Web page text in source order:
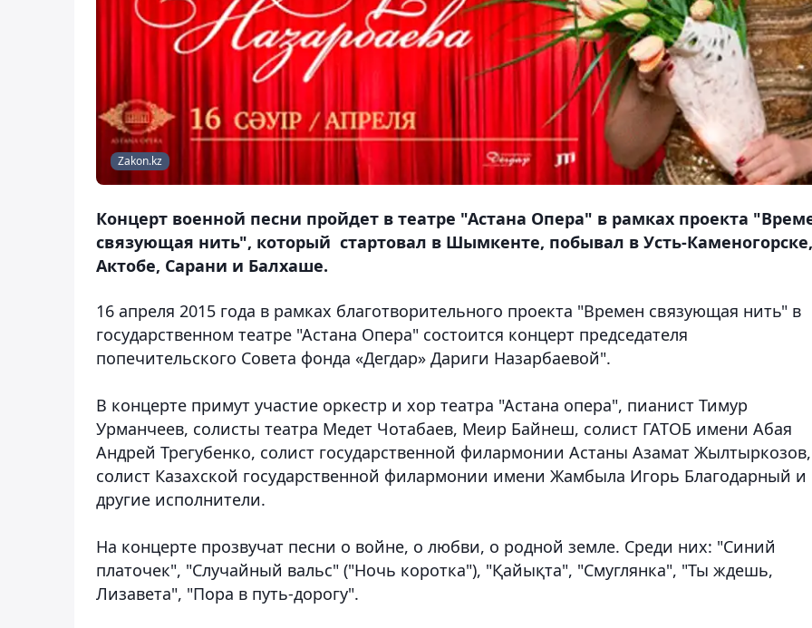
Zakon.kz
Концерт военной песни пройдет в театре "Астана Опера" в рамках проекта
связующая нить", который стартовал в Шымкенте, побывал в Усть-Каменогорске,
Актобе, Сарани и Балхаше.
16 апреля 2015 года в рамках благотворительного проекта "Времен связующая нить" в
государственном театре "Астана Опера" состоится концерт председателя
попечительского Совета фонда «Дегдар» Дариги Назарбаевой".
В концерте примут участие оркестр и хор театра "Астана опера", пианист Тимур
Урманчеев, солисты театра Медет Чотабаев, Меир Байнеш, солист ГАТОБ имени Абая
Андрей Трегубенко, солист государственной филармонии Астаны Азамат Жылтыркозов,
солист Казахской государственной филармонии имени Жамбыла Игорь Благодарный и
другие исполнители.
На концерте прозвучат песни о войне, о любви, о родной земле. Среди них: "Синий
платочек", "Случайный вальс" ("Ночь коротка"), "Қайықта", "Смуглянка", "Ты ждешь,
Лизавета", "Пора в путь-дорогу".